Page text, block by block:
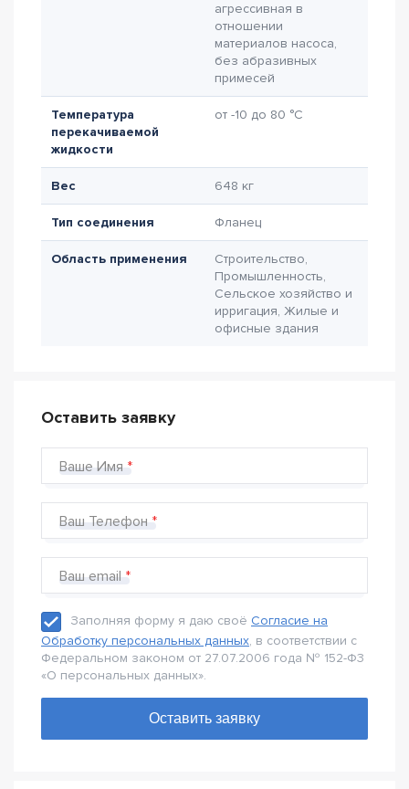
агрессивная в
отношении
материалов насоса,
без абразивных
примесей
Температура
перекачиваемой
жидкости
от -10 до 80 °C
Вес 648 кг
Тип соединения Фланец
Область применения
Строительство,
Промышленность,
Сельское хозяйство и
ирригация, Жилые и
офисные здания
Оставить заявку
Ваше Имя
Ваш Телефон
Ваш email
Заполняя форму я даю своё Согласие на
Обработку персональных данных, в соответствии с
Федеральном законом от 27.07.2006 года № 152-Ф3
«О персональных данных».